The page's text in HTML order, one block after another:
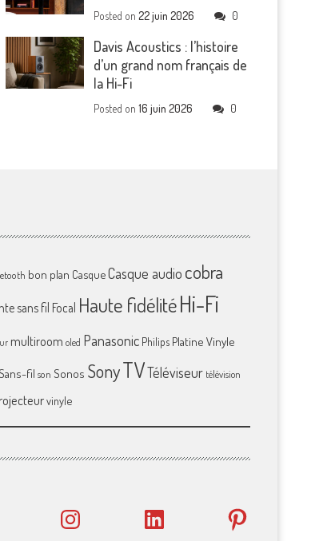
Posted on22 juin 2026 0
Davis Acoustics : l’histoire
d’un grand nom français de
la Hi-Fi
Posted on16 juin 2026 0
bon plan CasqueCasque audio cobra
sans fil Focal Haute fidélitéHi-Fi
multiroom oled Panasonic Philips Platine Vinyle
fil son Sonos SonyTVTéléviseur télévision
vinyle
Instagram LinkedIn Pinterest